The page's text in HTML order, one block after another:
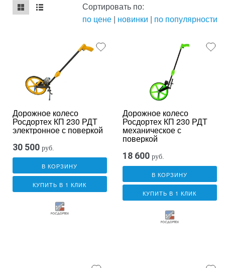
mse2_chunk_default
mse2_chunk_alternate
Сортировать по:
по цене | новинки | по популярности
Дорожное колесо
Росдортех КП 230 РДТ
электронное с поверкой
30 500 руб.
В КОРЗИНУ
КУПИТЬ В 1 КЛИК
Дорожное колесо
Росдортех КП 230 РДТ
механическое с
поверкой
18 600 руб.
В КОРЗИНУ
КУПИТЬ В 1 КЛИК